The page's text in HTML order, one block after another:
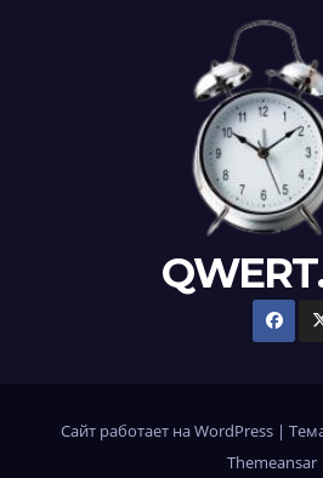
Сайт работает на WordPress |
Themeansar